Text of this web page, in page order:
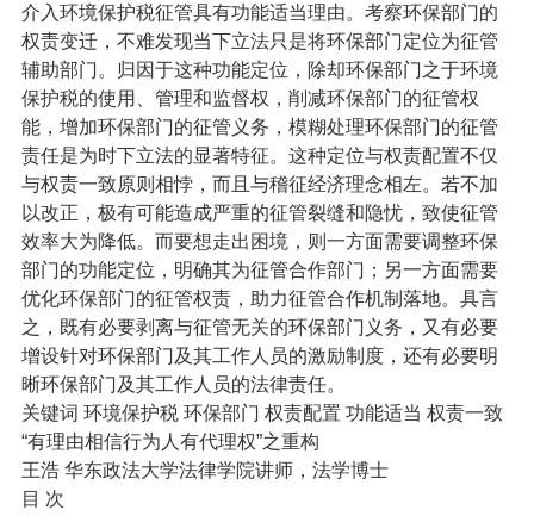
介入环境保护税征管具有功能适当理由。考察环保部门的
权责变迁，不难发现当下立法只是将环保部门定位为征管
辅助部门。归因于这种功能定位，除却环保部门之于环境
保护税的使用、管理和监督权，削减环保部门的征管权
能，增加环保部门的征管义务，模糊处理环保部门的征管
责任是为时下立法的显著特征。这种定位与权责配置不仅
与权责一致原则相悖，而且与稽征经济理念相左。若不加
以改正，极有可能造成严重的征管裂缝和隐忧，致使征管
效率大为降低。而要想走出困境，则一方面需要调整环保
部门的功能定位，明确其为征管合作部门；另一方面需要
优化环保部门的征管权责，助力征管合作机制落地。具言
之，既有必要剥离与征管无关的环保部门义务，又有必要
增设针对环保部门及其工作人员的激励制度，还有必要明
晰环保部门及其工作人员的法律责任。
关键词 环境保护税 环保部门 权责配置 功能适当 权责一致
“有理由相信行为人有代理权”之重构
王浩 华东政法大学法律学院讲师，法学博士
目 次